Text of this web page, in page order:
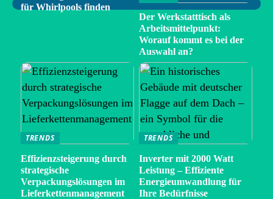
für Whirlpools finden
Der Werkstatttisch als
Arbeitsmittelpunkt:
Worauf kommt es bei der
Auswahl an?
TRENDS
Effizienzsteigerung durch
strategische
Verpackungslösungen im
Lieferkettenmanagement
TRENDS
Inverter mit 2000 Watt
Leistung – Effiziente
Energieumwandlung für
Ihre Bedürfnisse